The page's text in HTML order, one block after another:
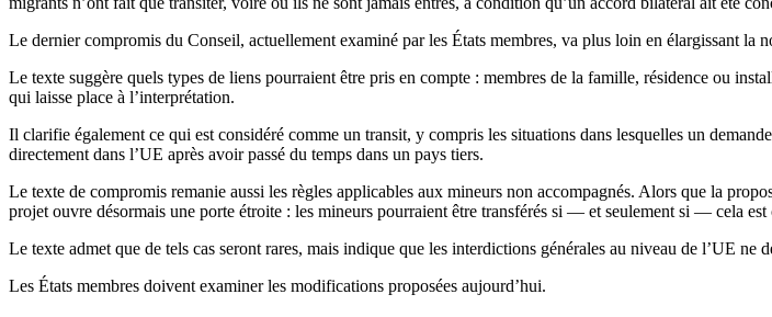
Le dernier compromis du Conseil, actuellement examiné par les États membres, va plus loin en élargissant la
Le texte suggère quels types de liens pourraient être pris en compte : membres de la famille, résidence ou
qui laisse place à l’interprétation.
Il clarifie également ce qui est considéré comme un transit, y compris les situations dans lesquelles un
directement dans l’UE après avoir passé du temps dans un pays tiers.
Le texte de compromis remanie aussi les règles applicables aux mineurs non accompagnés. Alors que la
projet ouvre désormais une porte étroite : les mineurs pourraient être transférés si — et seulement si — cela
Le texte admet que de tels cas seront rares, mais indique que les interdictions générales au niveau de l’UE
Les États membres doivent examiner les modifications proposées aujourd’hui.